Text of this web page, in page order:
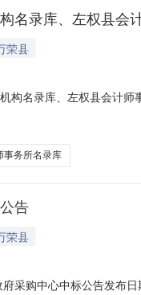
名录库、左权县会
荣县
构名录库、左权县会计
式1、采购人：左权县财
事务所名录库
告
荣县
采购中心中标公告发布